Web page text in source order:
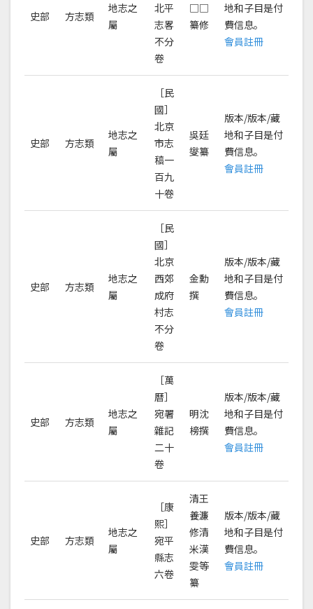
史部 方志類
地志之
屬
北平
志畧
不分
卷
□□
纂修
地和子目是付
費信息。
會員註冊
史部 方志類
地志之
屬
［民
國］
北京
市志
稿一
百九
十卷
吳廷
燮纂
版本/版本/藏
地和子目是付
費信息。
會員註冊
史部 方志類
地志之
屬
［民
國］
北京
西郊
成府
村志
不分
卷
金勳
撰
版本/版本/藏
地和子目是付
費信息。
會員註冊
史部 方志類
地志之
屬
［萬
曆］
宛署
雜記
二十
卷
明沈
榜撰
版本/版本/藏
地和子目是付
費信息。
會員註冊
史部 方志類
地志之
屬
［康
熙］
宛平
縣志
六卷
清王
養濂
修清
米漢
雯等
纂
版本/版本/藏
地和子目是付
費信息。
會員註冊